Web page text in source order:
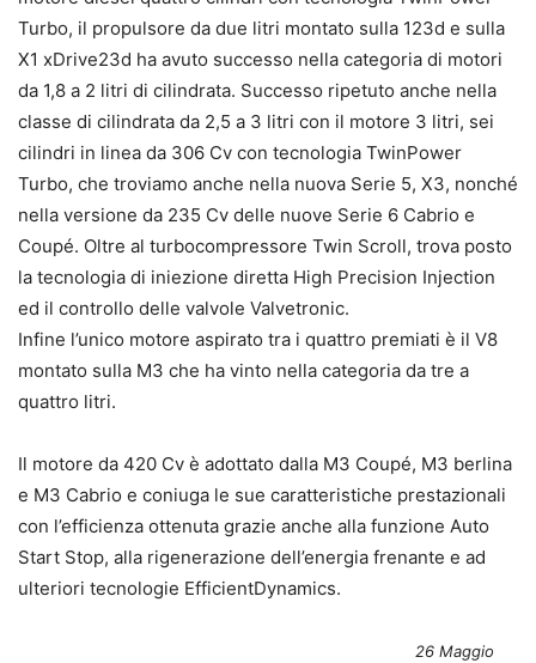
Turbo, il propulsore da due litri montato sulla 123d e sulla
X1 xDrive23d ha avuto successo nella categoria di motori
da 1,8 a 2 litri di cilindrata. Successo ripetuto anche nella
classe di cilindrata da 2,5 a 3 litri con il motore 3 litri, sei
cilindri in linea da 306 Cv con tecnologia TwinPower
Turbo, che troviamo anche nella nuova Serie 5, X3, nonché
nella versione da 235 Cv delle nuove Serie 6 Cabrio e
Coupé. Oltre al turbocompressore Twin Scroll, trova posto
la tecnologia di iniezione diretta High Precision Injection
ed il controllo delle valvole Valvetronic.
Infine l’unico motore aspirato tra i quattro premiati è il V8
montato sulla M3 che ha vinto nella categoria da tre a
quattro litri.
Il motore da 420 Cv è adottato dalla M3 Coupé, M3 berlina
e M3 Cabrio e coniuga le sue caratteristiche prestazionali
con l’efficienza ottenuta grazie anche alla funzione Auto
Start Stop, alla rigenerazione dell’energia frenante e ad
ulteriori tecnologie EfficientDynamics.
26 Maggio